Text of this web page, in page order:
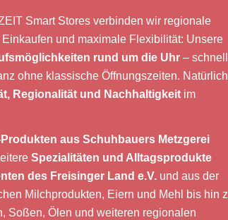
Smart Stores verbinden wir regionale
und maximale Flexibilität: Unsere
rund um die Uhr –
ohne klassische Öffnungszeiten. Natürlich
Regionalität und Nachhaltigkeit im
Produkten aus Schuhbauers Metzgerei
Spezialitäten und Alltagsprodukte
des Freisinger Land e.V. und aus der
Milchprodukten, Eiern und Mehl bis hin
Soßen, Ölen und weiteren regionalen